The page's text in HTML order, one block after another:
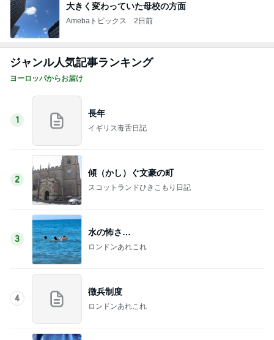
大きく変わっていた母校の方面
Amebaトピックス 2日前
ジャンル人気記事ランキング
ヨーロッパからお届け
1
長年
イギリス毒舌日記
2
傾（かし）ぐ文豪の町
スコットランドひきこもり日記
3
水の怖さ…
ロンドンあれこれ
4
徴兵制度
ロンドンあれこれ